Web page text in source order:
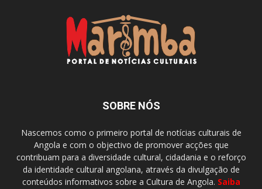
SOBRE NÓS
Nascemos como o primeiro portal de notícias culturais de
Angola e com o objectivo de promover acções que
contribuam para a diversidade cultural, cidadania e o reforço
da identidade cultural angolana, através da divulgação de
conteúdos informativos sobre a Cultura de Angola. Saiba